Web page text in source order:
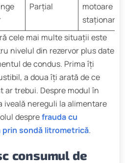
Parțial
motoare
staționare
cele mai multe situații este
nivelul din rezervor plus date
de condus. Prima îți
a doua îți arată de ce
ar trebui. Despre modul în
iveală nereguli la alimentare
desprefrauda cu
sondă litrometrică.
consumul de